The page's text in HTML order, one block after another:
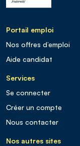
Portail emploi
Nos offres d’emploi
Aide candidat
Services
Se connecter
Créer un compte
Nous contacter
Nos autres sites